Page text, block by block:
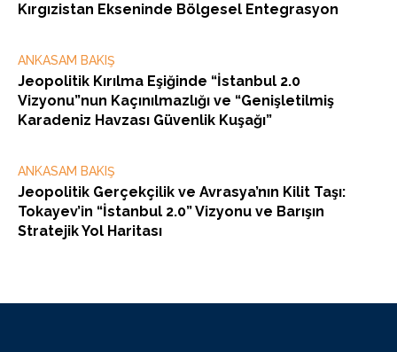
Kırgızistan Ekseninde Bölgesel Entegrasyon
ANKASAM BAKIŞ
Jeopolitik Kırılma Eşiğinde “İstanbul 2.0
Vizyonu”nun Kaçınılmazlığı ve “Genişletilmiş
Karadeniz Havzası Güvenlik Kuşağı”
ANKASAM BAKIŞ
Jeopolitik Gerçekçilik ve Avrasya’nın Kilit Taşı:
Tokayev’in “İstanbul 2.0” Vizyonu ve Barışın
Stratejik Yol Haritası